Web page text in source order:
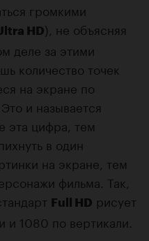
громкими
HD), не объясняя
деле за этими
количество точек
на экране по
и называется
эта цифра, тем
в один
на экране, тем
фильма. Так,
Full HD рисует
и 1080 по вертикали.